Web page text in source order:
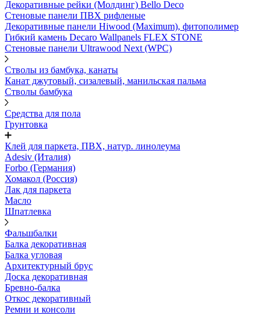
Декоративные рейки (Молдинг) Bello Deco
Стеновые панели ПВХ рифленые
Декоративные панели Hiwood (Maximum), фитополимер
Гибкий камень Decaro Wallpanels FLEX STONE
Стеновые панели Ultrawood Next (WPC)
Стволы из бамбука, канаты
Канат джутовый, сизалевый, манильская пальма
Стволы бамбука
Средства для пола
Грунтовка
Клей для паркета, ПВХ, натур. линолеума
Adesiv (Италия)
Forbo (Германия)
Хомакол (Россия)
Лак для паркета
Масло
Шпатлевка
Фальшбалки
Балка декоративная
Балка угловая
Архитектурный брус
Доска декоративная
Бревно-балка
Откос декоративный
Ремни и консоли